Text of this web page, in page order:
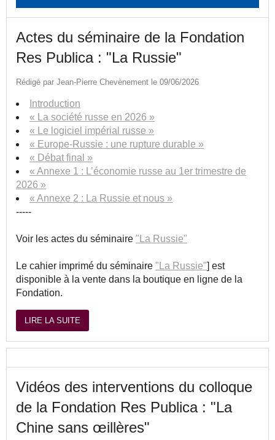
Actes du séminaire de la Fondation
Res Publica : "La Russie"
Rédigé par Jean-Pierre Chevènement le 09/06/2026
Introduction
« La société russe en 2026 »
« Le logiciel impérial russe »
« Europe-Russie : une rupture durable »
« Débat final »
« Annexe 1 : L’économie russe au 1er trimestre de
2026 »
« Annexe 2 : La Russie et nous »
-----
Voir les actes du séminaire "La Russie"
Le cahier imprimé du séminaire "La Russie"] est
disponible à la vente dans la boutique en ligne de la
Fondation.
LIRE LA SUITE
Vidéos des interventions du colloque
de la Fondation Res Publica : "La
Chine sans œillères"